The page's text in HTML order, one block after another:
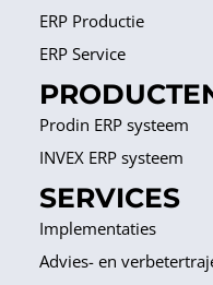
ERP Productie
ERP Service
Prodin ERP systeem
INVEX ERP systeem
SERVICES
Implementaties
Advies- en